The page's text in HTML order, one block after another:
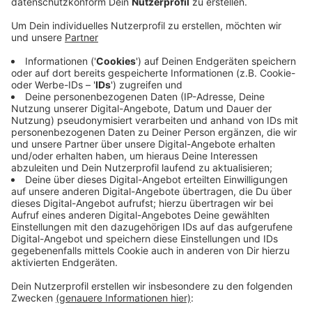
Veröffentlicht:Freitag, 29.05.2020 14:40
Anzeige
Mit dem Geld sollen kleine Verschönerungen in den
Stadtteilen gefördert werden. So sind in Hardt neue
Bänke an der Sankt-Nikolaus-Kapelle vorgesehen.
Lürrip soll durch ein Urban-Gardening-Projekt der
Anwohner grüner werden - und in Schelsen wird der
Platz an der Gereon-straße verschönert. Viele weitere
kleine Projekte sind in den sogenannten Masterplänen
für die Stadtbezirke festgelegt. Die Verwaltung will
damit die äußeren Bezirke stärken.